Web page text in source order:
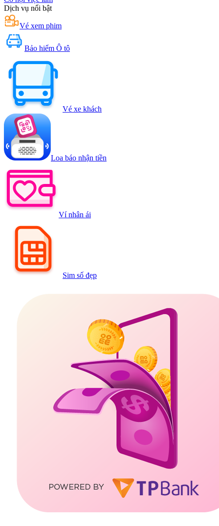
Dịch vụ nổi bật
Vé xem phim
Bảo hiểm Ô tô
Vé xe khách
Loa báo nhận tiền
Ví nhân ái
Sim số đẹp